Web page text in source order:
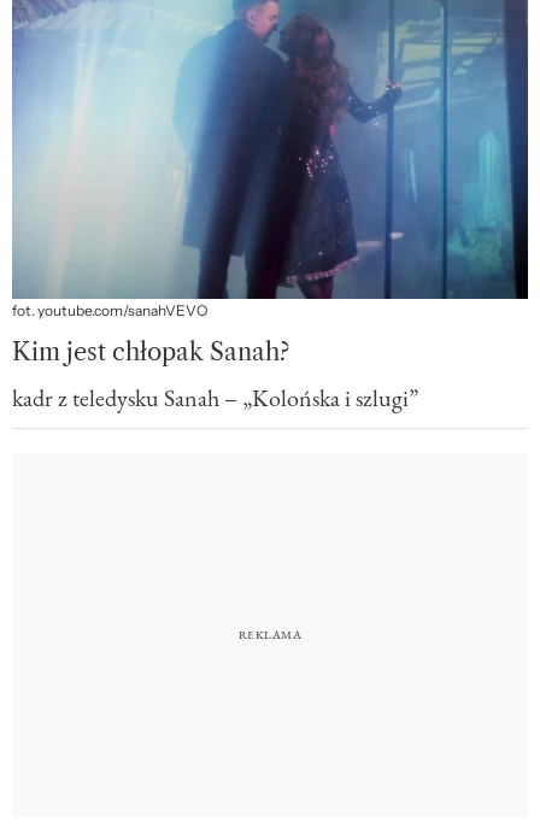
fot. youtube.com/sanahVEVO
Kim jest chłopak Sanah?
kadr z teledysku Sanah – „Kolońska i szlugi”